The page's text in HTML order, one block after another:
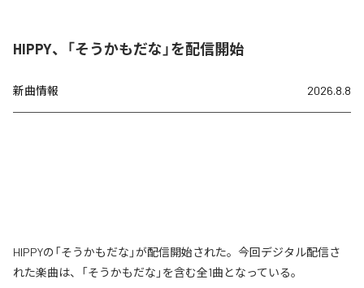
HIPPY、「そうかもだな」を配信開始
新曲情報 2026.8.8
HIPPYの「そうかもだな」が配信開始された。今回デジタル配信さ
れた楽曲は、「そうかもだな」を含む全1曲となっている。